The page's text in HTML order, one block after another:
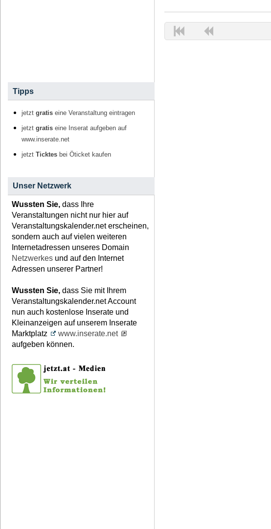
Tipps
jetzt gratis eine Veranstaltung eintragen
jetzt gratis eine Inserat aufgeben auf
www.inserate.net
jetzt Ticktes bei Öticket kaufen
Unser Netzwerk
Wussten Sie, dass Ihre
Veranstaltungen nicht nur hier auf
Veranstaltungskalender.net erscheinen,
sondern auch auf vielen weiteren
Internetadressen unseres Domain
Netzwerkes und auf den Internet
Adressen unserer Partner!
Wussten Sie, dass Sie mit Ihrem
Veranstaltungskalender.net Account
nun auch kostenlose Inserate und
Kleinanzeigen auf unserem Inserate
Marktplatz
www.inserate.net
aufgeben können.